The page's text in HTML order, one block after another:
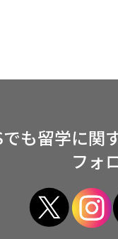
も留学に関
フォ